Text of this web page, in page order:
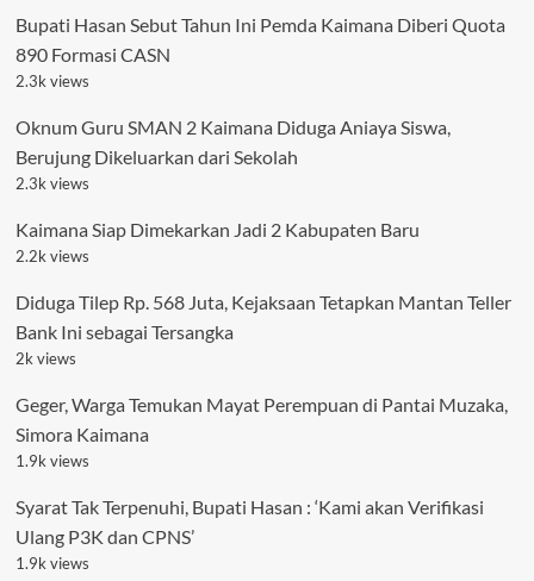
Bupati Hasan Sebut Tahun Ini Pemda Kaimana Diberi Quota
890 Formasi CASN
2.3k views
Oknum Guru SMAN 2 Kaimana Diduga Aniaya Siswa,
Berujung Dikeluarkan dari Sekolah
2.3k views
Kaimana Siap Dimekarkan Jadi 2 Kabupaten Baru
2.2k views
Diduga Tilep Rp. 568 Juta, Kejaksaan Tetapkan Mantan Teller
Bank Ini sebagai Tersangka
2k views
Geger, Warga Temukan Mayat Perempuan di Pantai Muzaka,
Simora Kaimana
1.9k views
Syarat Tak Terpenuhi, Bupati Hasan : ‘Kami akan Verifikasi
Ulang P3K dan CPNS’
1.9k views